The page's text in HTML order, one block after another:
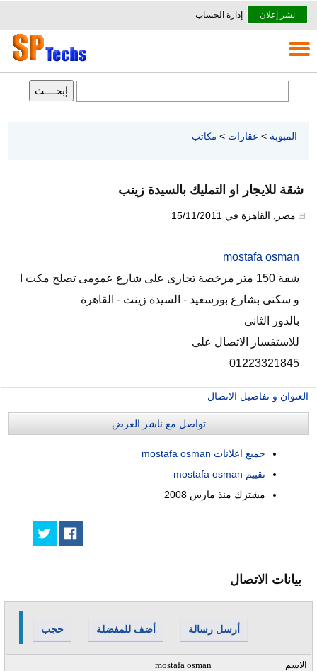
نشر إعلان إدارة الحساب
المبوبة > عقارات > مكاتب
شقة للايجار او التمليك بالسيدة زينب
مصر القاهرة في 15/11/2011
mostafa osman
شقة 150 متر مرخصة تجارى على شارع عمومى تصلح مكت ا
و سكنى بشارع بورسعيد - السيدة زينت - القاهرة
بالدور الثانى
للاستفسار الاتصال على
01223321845
العنوان و تفاصيل الاتصال
تواصل مع ناشر العرض
جميع اعلانات mostafa osman
تقييم mostafa osman
مشترك منذ مارس 2008
بيانات الاتصال
حجب أضف للمفضلة أرسل رسالة
mostafa osman الاسم